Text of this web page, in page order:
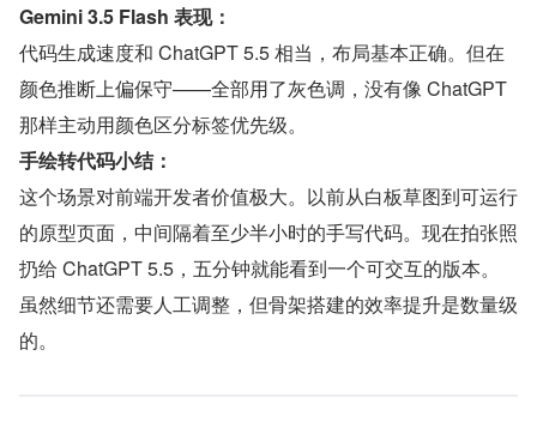
Gemini 3.5 Flash 表现：
代码生成速度和 ChatGPT 5.5 相当，布局基本正确。但在
颜色推断上偏保守——全部用了灰色调，没有像 ChatGPT
那样主动用颜色区分标签优先级。
手绘转代码小结：
这个场景对前端开发者价值极大。以前从白板草图到可运行
的原型页面，中间隔着至少半小时的手写代码。现在拍张照
扔给 ChatGPT 5.5，五分钟就能看到一个可交互的版本。
虽然细节还需要人工调整，但骨架搭建的效率提升是数量级
的。